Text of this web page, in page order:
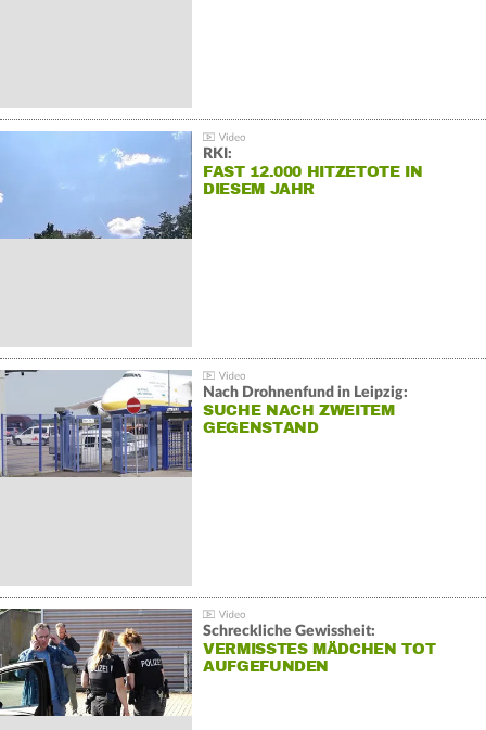
RKI:
FAST 12.000 HITZETOTE IN
DIESEM JAHR
Nach Drohnenfund in Leipzig:
SUCHE NACH ZWEITEM
GEGENSTAND
Schreckliche Gewissheit:
VERMISSTES MÄDCHEN TOT
AUFGEFUNDEN